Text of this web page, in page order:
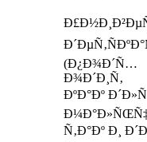
(Ð¿Ð¾Ð´Ñ…
Ð¾Ð´Ð¸Ñ‚
ÐºÐ°Ðº Ð´Ð»Ñ
Ñ‚Ð°Ðº Ð¸